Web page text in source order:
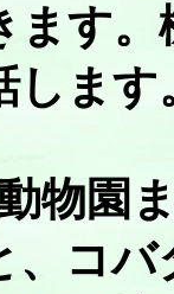
ます
します
物園
、コ